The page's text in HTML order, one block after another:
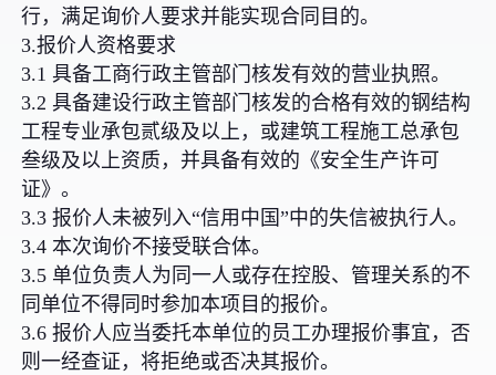
行，满足询价人要求并能实现合同目的。
3.报价人资格要求
3.1 具备工商行政主管部门核发有效的营业执照。
3.2 具备建设行政主管部门核发的合格有效的钢结构
工程专业承包贰级及以上，或建筑工程施工总承包
叁级及以上资质，并具备有效的《安全生产许可
证》。
3.3 报价人未被列入“信用中国”中的失信被执行人。
3.4 本次询价不接受联合体。
3.5 单位负责人为同一人或存在控股、管理关系的不
同单位不得同时参加本项目的报价。
3.6 报价人应当委托本单位的员工办理报价事宜，否
则一经查证，将拒绝或否决其报价。